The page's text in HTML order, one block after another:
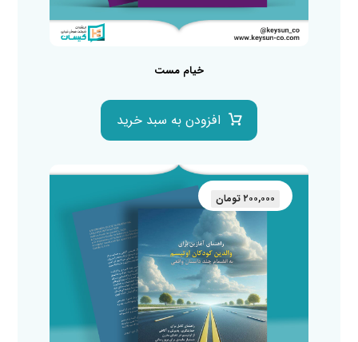
خیام مست
افزودن به سبد خرید
۲۰۰,۰۰۰ تومان